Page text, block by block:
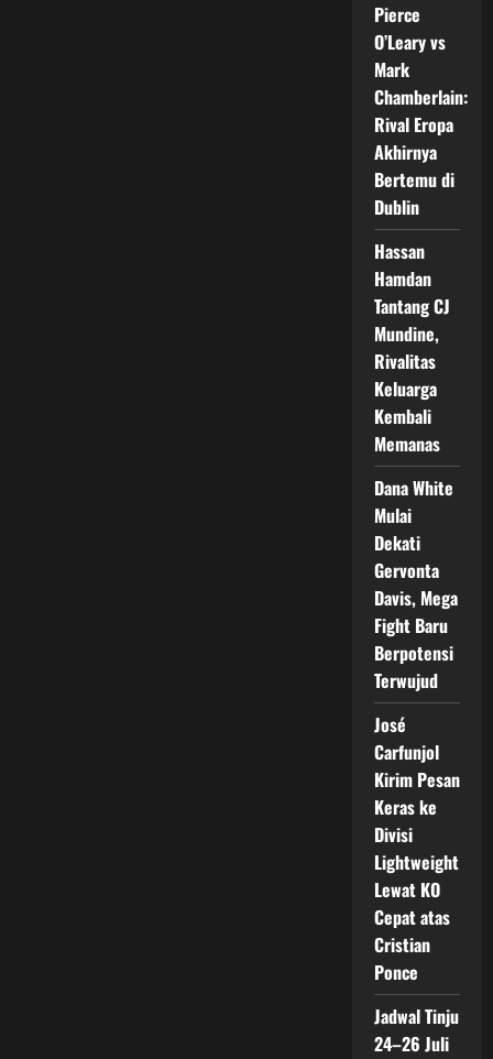
Pierce
O’Leary vs
Mark
Chamberlain:
Rival Eropa
Akhirnya
Bertemu di
Dublin
Hassan
Hamdan
Tantang CJ
Mundine,
Rivalitas
Keluarga
Kembali
Memanas
Dana White
Mulai
Dekati
Gervonta
Davis, Mega
Fight Baru
Berpotensi
Terwujud
José
Carfunjol
Kirim Pesan
Keras ke
Divisi
Lightweight
Lewat KO
Cepat atas
Cristian
Ponce
Jadwal Tinju
24–26 Juli